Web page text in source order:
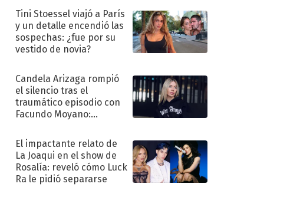
Tini Stoessel viajó a París
y un detalle encendió las
sospechas: ¿fue por su
vestido de novia?
Candela Arizaga rompió
el silencio tras el
traumático episodio con
Facundo Moyano:
El impactante relato de
La Joaqui en el show de
Rosalía: reveló cómo Luck
Ra le pidió separarse